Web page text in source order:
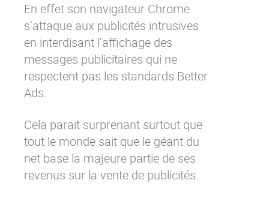
IA maitrisée
Architecture
Sécurité
Open source
Offre Enterprise
Offre Professionnelle
A propos d’eXo
Centre de ressources
Contactez-nous
Essayez eXo
En effet son navigateur Chrome
s’attaque aux publicités intrusives
en interdisant l’affichage des
messages publicitaires qui ne
respectent pas les standards Better
Ads.
Cela parait surprenant surtout que
tout le monde sait que le géant du
net base la majeure partie de ses
revenus sur la vente de publicités.